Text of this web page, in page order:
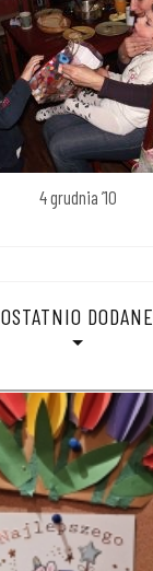
4 grudnia ’10
OSTATNIO DODANE